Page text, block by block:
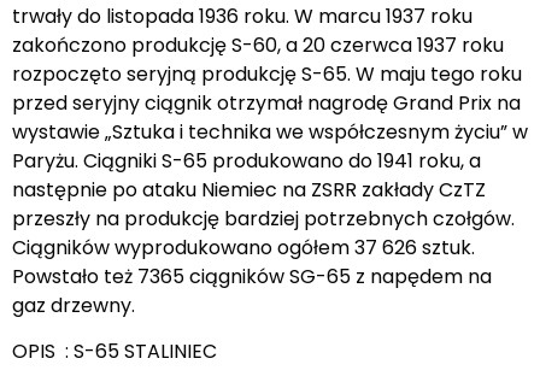
trwały do listopada 1936 roku. W marcu 1937 roku
zakończono produkcję S-60, a 20 czerwca 1937 roku
rozpoczęto seryjną produkcję S-65. W maju tego roku
przed seryjny ciągnik otrzymał nagrodę Grand Prix na
wystawie „Sztuka i technika we współczesnym życiu” w
Paryżu. Ciągniki S-65 produkowano do 1941 roku, a
następnie po ataku Niemiec na ZSRR zakłady CzTZ
przeszły na produkcję bardziej potrzebnych czołgów.
Ciągników wyprodukowano ogółem 37 626 sztuk.
Powstało też 7365 ciągników SG-65 z napędem na
gaz drzewny.
OPIS : S-65 STALINIEC